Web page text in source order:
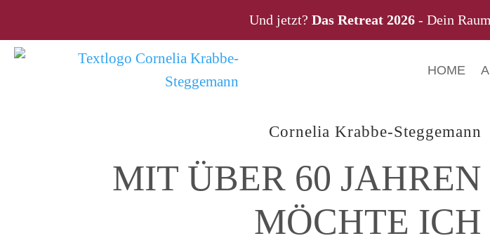
Und jetzt?Das Retreat 2026 - Dein
HOME
Cornelia Krabbe-Steggemann
MIT ÜBER 60 JAHREN
MÖCHTE ICH